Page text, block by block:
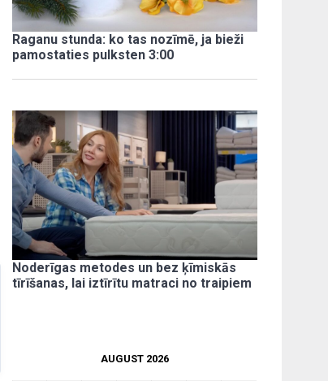
Raganu stunda: ko tas nozīmē, ja bieži
pamostaties pulksten 3:00
Noderīgas metodes un bez ķīmiskās
tīrīšanas, lai iztīrītu matraci no traipiem
AUGUST 2026